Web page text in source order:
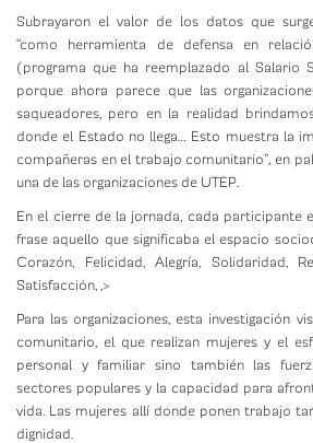
Subrayaron el valor de los datos que
“como herramienta de defensa en
(programa que ha reemplazado al Salario
porque ahora parece que las
saqueadores, pero en la realidad
donde el Estado no llega… Esto muestra la
compañeras en el trabajo comunitario”, en
una de las organizaciones de UTEP.
En el cierre de la jornada, cada participante
frase aquello que significaba el espacio
Corazón, Felicidad, Alegría, Solidaridad,
Satisfacción, ,>
Para las organizaciones, esta investigación
comunitario, el que realizan mujeres y el
personal y familiar sino también las
sectores populares y la capacidad para
vida. Las mujeres allí donde ponen trabajo
dignidad.